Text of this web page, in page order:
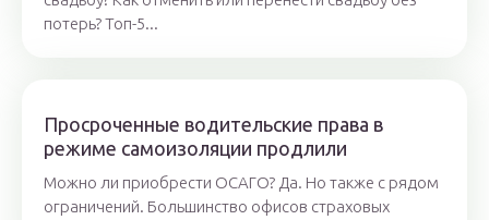
потерь? Топ-5...
Просроченные водительские права в
режиме самоизоляции продлили
Можно ли приобрести ОСАГО? Да. Но также с рядом
ограничений. Большинство офисов страховых